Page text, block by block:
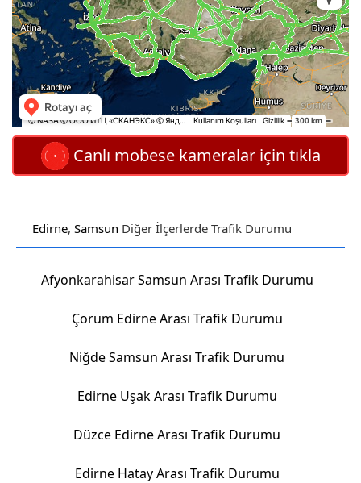
Canlı mobese kameralar için tıkla
Edirne, Samsun Diğer İlçerlerde Trafik Durumu
Afyonkarahisar Samsun Arası Trafik Durumu
Çorum Edirne Arası Trafik Durumu
Niğde Samsun Arası Trafik Durumu
Edirne Uşak Arası Trafik Durumu
Düzce Edirne Arası Trafik Durumu
Edirne Hatay Arası Trafik Durumu